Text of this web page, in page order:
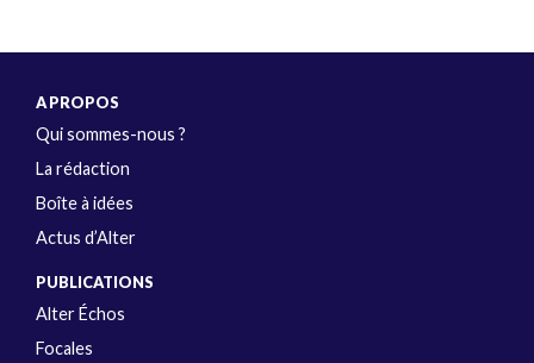
A PROPOS
Qui sommes-nous ?
La rédaction
Boîte à idées
Actus d’Alter
PUBLICATIONS
Alter Échos
Focales